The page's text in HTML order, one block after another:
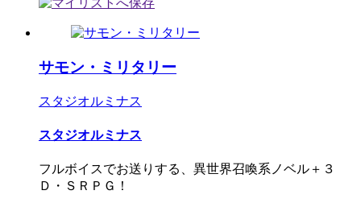
サモン・ミリタリー
スタジオルミナス
スタジオルミナス
フルボイスでお送りする、異世界召喚系ノベル＋３
Ｄ・ＳＲＰＧ！